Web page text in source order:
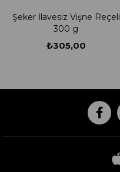
Şeker İlavesiz Vişne Reçeli
300 g
₺305,00